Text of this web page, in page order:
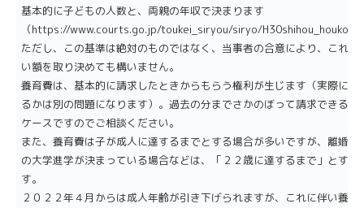
基本的に子どもの人数と、両親の年収で決まります
（https://www.courts.go.jp/toukei_siryou/siryo/
ただし、この基準は絶対のものではなく、当事者の合意により、これよ
い額を取り決めても構いません。
養育費は、基本的に請求したときからもらう権利が生じます（実際に支
るかは別の問題になります）。過去の分までさかのぼって請求できるか
ケースですのでご相談ください。
また、養育費は子が成人に達するまでとする場合が多いですが、離婚当
の大学進学が決まっている場合などは、「２２歳に達するまで」とする
す。
２０２２年４月からは成人年齢が引き下げられますが、これに伴い養育